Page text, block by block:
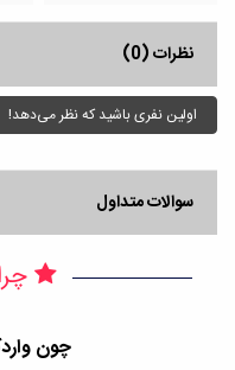
نظرات (0)
اولین نفری باشید که نظر می‌دهد!
سوالات متداول
چون